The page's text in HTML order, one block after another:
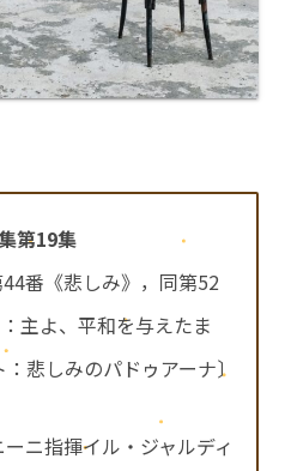
第19集
44番《悲しみ》，同第52
主よ、平和を与えたま
悲しみのパドゥアーナ〕
ニ指揮イル・ジャルディ